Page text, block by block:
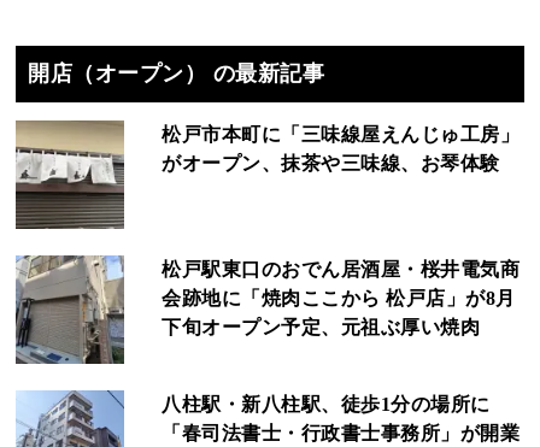
開店（オープン） の最新記事
松戸市本町に「三味線屋えんじゅ工房」
がオープン、抹茶や三味線、お琴体験
松戸駅東口のおでん居酒屋・桜井電気商
会跡地に「焼肉ここから 松戸店」が8月
下旬オープン予定、元祖ぶ厚い焼肉
八柱駅・新八柱駅、徒歩1分の場所に
「春司法書士・行政書士事務所」が開業